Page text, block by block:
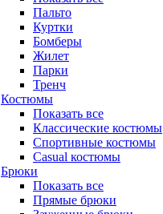
Пальто
Куртки
Бомберы
Жилет
Парки
Тренч
Костюмы
Показать все
Классические костюмы
Спортивные костюмы
Casual костюмы
Брюки
Показать все
Прямые брюки